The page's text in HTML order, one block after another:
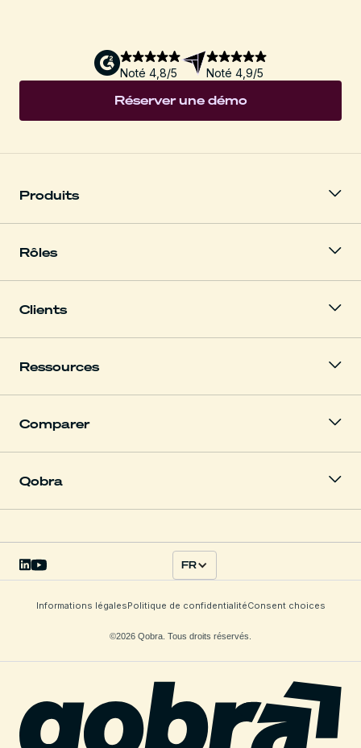
Noté 4,8/5 Noté 4,9/5
Réserver une démo
Produits
Rôles
Clients
Ressources
Comparer
Qobra
©2026 Qobra. Tous droits réservés.
Informations légalesPolitique de confidentialitéConsent choices
FR